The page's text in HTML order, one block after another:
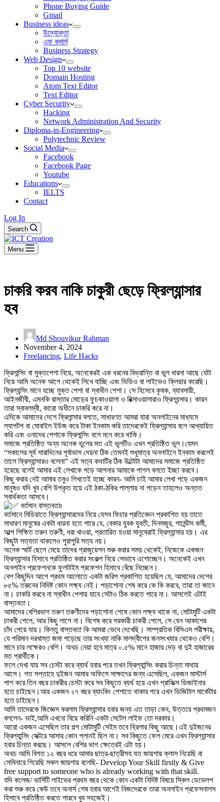
Phone Buying Guide
Gmail
Business ideas
উদ্যোক্তা
এফ কমার্স
Business Strategy
Web Design
Top 10 website
Domain Hosting
Atom Text Editor
Text Editor
Cyber Security
Hacking
Network Administration And Security
Diploma-in-Engineering
Polytechnic Review
Social Media
Facebook
Facebook Page
Youtube
Educations
IELTS
Contact
Log In
Search
Menu
চাকরি করব নাকি চাকুরী ছেড়ে ফ্রিল্যান্সার
হব
Md Shouvikur Rahman
November 4, 2024
Freelancing, Life Hacks
ফ্রিলান্সিং বা মুক্তপেশা নিয়ে, অনেকেরই এক ধরনের বিভ্রান্তি বা ভুল ধারনা আছে যেটা
নিয়ে আমি অনেক আগে থেকেই লিখে যাচ্ছি এবং ভিডিও বা লাইভেও ক্লিয়ার করেছি।
ফ্রিল্যন্সিং মানে হচ্ছে মুক্ত পেশা বা স্বাধীন পেশা। সে হিসেবে কৃষক, ব্যাবসায়ী,
আইনজীবী, এমনকি রাস্তার মোড়ের ফুচকাওয়ালা ও রিক্সাওয়ালারাও ফ্রিল্যন্সার। কারন
তারা স্বাবলম্বী, কারো অধীনে চাকরি করে না।
এদিকে আমাদের দেশে ফ্রিলান্সার বলতে, সাধারণত আমরা যারা অনলাইনের মাধ্যমে
ল্যাপটপ বা মোবাইল ইউজ করে টাকা ইনকাম করি তাদেরকেই ফ্রিল্যান্সার বলে আখ্যায়িত
করি এবং ওনাদের পেশাকে ফ্রিলান্সিং বলে মনে করে থাকি।
সমাজে প্রতিষ্ঠিত অন্য অনেক ভুলের মত এই ভুলটিও এখন প্রতিষ্ঠিত ভুল।যেমন
“সকালের সূর্য সারাদিনের পূর্বাভাস দেয়না ঠিক তেমনই শুধুমাত্র অনলাইনে ইনকাম করলেই
তালে ফ্রিল্যান্সারও বলেনা” এই সত্য কথাটির ঠিক উল্টোটা আমাদের সমাজে প্রতিষ্ঠিত
হয়েছে বলেই আমার এই লেখাকে পড়ে আপনার আমাকে পাগল বলতে ইচ্ছা করবে।
কিছু করার নেই আমার তবুও লিখতেই হচ্ছে কারন- আমি চাই আমার লেখা পড়ে একজন
মানুষও যদি খুব বেশি উপকৃত হয়ে এই ঠকা-ঠকির পাল্লায় না পড়েন তাহলেও অন্তত
স্বার্থকতা আসবে।
বর্তমান বাস্তবতাঃ
বর্তমানে মিডিয়াতে ফ্রিল্যান্সারদের নিয়ে যেসব ফিচার প্রতিবেদন প্রকাশিত হয় তাতে
সাধারণ মানুষের একটা ধারনা হতে পারে যে, বেকার যুবক যুবতী, দিনমজুর, গার্মেন্টস কর্মী,
আল্প শিক্ষিত তরুন তরুণী, ধরা খাওয়া, প্রতারিত হওয়া মানুষেরাই ফ্রিল্যান্সার হয়। এর
কিছুটা সত্যতা থাকলেও পুরাপুরি সত্য নয়।
অনেক স্মার্ট ছেলে মেয়ে তাদের গ্রাজুয়েশন শুরু করার সময় থেকেই, নিজেকে একজন
ফ্রিল্যান্সার হিসাবে প্রতিষ্ঠিত করার সংকল্প নিয়ে সেভাবে এগোচ্ছেন। অনেকেই এখন
অনলাইন প্রফেশনকে ফুলটাইম প্রফেশন হিসাবে বেঁছে নিচ্ছেন।
বেশ কিছুদিন আগে প্রথম আলোতে একটা জরিপ প্রকাশিত হয়েছিল যে, আমাদের দেশের
৮৫% তরুনের নিদিষ্ট কোন লক্ষ্য নেই। পড়াশোনা শেষ করে কে কি করবে, তারা তা জানে
না। চাকরি করবে না স্বাধীন পেশায় যাবে সেটাও ঠিক করতে পারে না। আসলেই এটাই
বাস্তবতা।
আমাদের বেশিরভাগ তরুণ তরুণীদের পড়াশোনা শেষে কোন লক্ষ্য থাকে না, মোটামুটি একটা
চাকরী পেলে, আর কিছু লাগে না। বিশেষ করে সরকারী চাকরী পেলে, সে যেন আকাশের
চাঁদ পেয়ে যায়। কিন্তু বাস্তবতা কি আমরা ভেবে দেখেছি। সাম্প্রতিক বিসিএস পরীক্ষায়,
যে পরিমান দরখাস্ত জমা পড়েছে তার সংখ্যা নাকি মালদ্বীপের জনসংখ্যার থেকেও বেশি।
মানে চার লক্ষেরও বেশি। অথচ নেয়া হবে মাত্র ০.৫% মানে হাজার দেড় বা দুই হাজারের
মত প্রার্থীকে।
ফলে দেখা যায় সব চেস্টা করে ব্যার্থ হবার পরে তখন ফ্রিল্যান্সিং করার চিন্তা মাথায়
আসে। গত সপ্তাহে দুইজন আমার অফিসে সাক্ষাৎের জন্য এসেছিল, একজন মাস্টার্স
পাশ করে তিন বছর চাকরীর চেস্টা করে সব কিছুতে ব্যর্থ হয়ে এখন গ্রাফিক্স ডিজাইনার
হতে চাইছেন।আর একজন ২৭ বছর ব্যাংকিং পেশাতে থাকার পরে এখন ডিজিটাল মার্কেটার
হতে চাইছেন।
আমি তাদেরকে জিজ্ঞেস করলাম ফ্রিল্যান্সার হবার জন্য এত তাড়া কেন, উত্তরে প্রথমজন
বললেন- ভাই,আমি এখনো বিয়ে করিনি একটা সেটেল লাইফ তো দরকার।
আরো একজন এসেছিল তার গল্প মোটামুটি সেইম তবে থ্রিলার কিছু আছে।এই দুইজনের
ফ্রিল্যান্সিং সেক্টরে আসার কোন প্লানই ছিল না। সব কিছুতে ফেল মেরে এখন ফ্রিল্যান্সার
হবার চিন্তা করছে। আসলে বেশির ভাগ ক্ষেত্রেই এটা হয়।
অথচ আমি বিগত ১২ বছর ধরে আমার ছাত্র-ছাত্রীসহ যত জায়গায় ক্লাস নিয়েছি বা
সেমিনারে গিয়েছি সকল জায়গায় বলেছি- Develop Your Skill firstly & Give
free support to someone who is already working with that skill.
যদি কলেজ/ ভার্সিটি লাইভের প্রথম বছর থেকে কোন একটা নিদিষ্ট বিষয়ে স্কিল ডেভেলপ
করা শুরু করে কেউ তবে অনার্স শেষ হবার আগেই নিজদেরকে তারা অনলাইন প্রফেসনালস
হিসাবে প্রতিষ্ঠিত করতে পারবে খুব সহজেই।